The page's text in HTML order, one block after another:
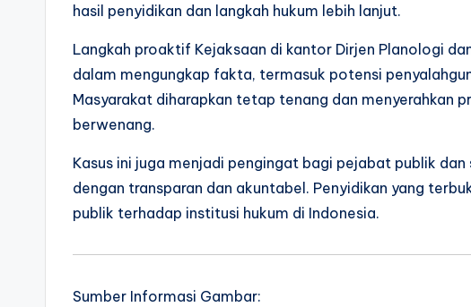
hasil penyidikan dan langkah hukum lebih lanjut.
Langkah proaktif Kejaksaan di kantor Dirjen Planologi
dalam mengungkap fakta, termasuk potensi
Masyarakat diharapkan tetap tenang dan menyerahkan
berwenang.
Kasus ini juga menjadi pengingat bagi pejabat publik
dengan transparan dan akuntabel. Penyidikan yang
publik terhadap institusi hukum di Indonesia.
Sumber Informasi Gambar: